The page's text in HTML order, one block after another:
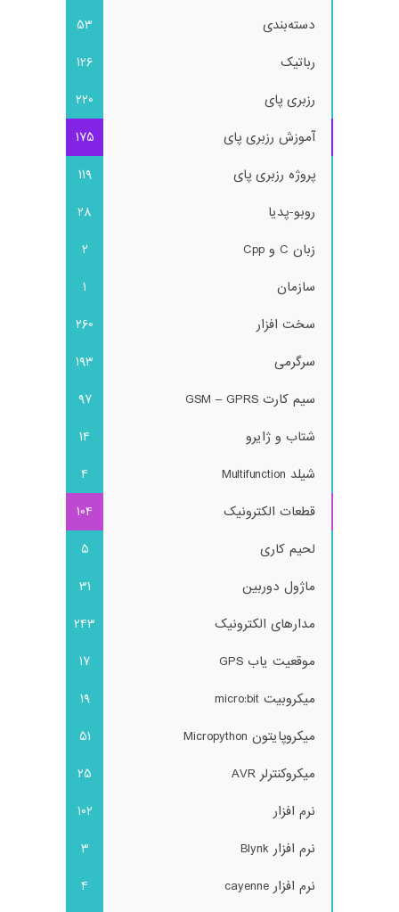
دسته‌بندی
53
رباتیک
126
رزبری پای
220
آموزش رزبری پای
175
پروژه رزبری پای
119
روبو-پدیا
28
زبان C و Cpp
2
سازمان
1
سخت افزار
260
سرگرمی
193
سیم کارت GSM – GPRS
97
شتاب و ژایرو
14
شیلد Multifunction
4
قطعات الکترونیک
104
لحیم کاری
5
ماژول دوربین
31
مدارهای الکترونیک
243
موقعیت یاب GPS
17
میکروبیت micro:bit
19
میکروپایتون Micropython
51
میکروکنترلر AVR
25
نرم افزار
102
نرم افزار Blynk
3
نرم افزار cayenne
4